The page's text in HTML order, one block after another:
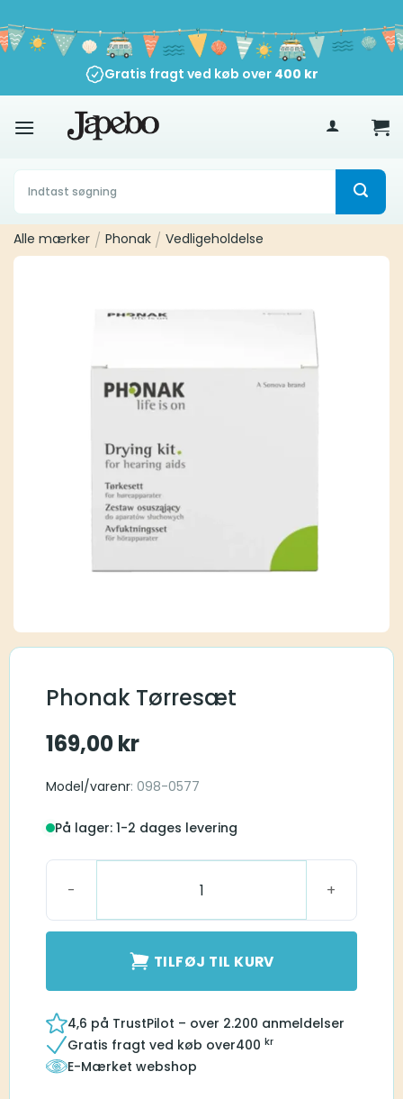
til
indhold
Gratis fragt ved køb over 400 kr
Søg
efter:
Alle mærker / Phonak / Vedligeholdelse
Phonak Tørresæt
169,00kr
Model/varenr: 098-0577
På lager: 1-2 dages levering
TILFØJ TIL KURV
4,6 på TrustPilot – over 2.200 anmeldelser
Gratis fragt ved køb over400 kr
E-Mærket webshop